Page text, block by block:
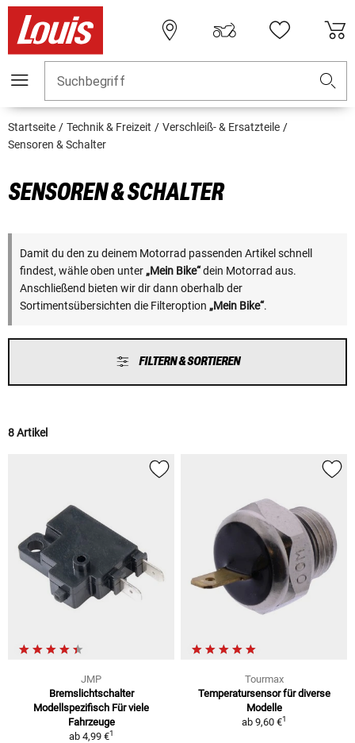
Suchbegriff
Startseite Technik & Freizeit
Verschleiß- & Ersatzteile
Sensoren & Schalter
SENSOREN & SCHALTER
Damit du den zu deinem Motorrad passenden Artikel schnell
findest, wähle oben unter„Mein Bike“dein Motorrad aus.
Anschließend bieten wir dir dann oberhalb der
Sortimentsübersichten die Filteroption „Mein Bike“.
FILTERN & SORTIEREN
8 Artikel
JMP
Bremslichtschalter
Modellspezifisch Für viele
Fahrzeuge
ab 4,99 €1
Tourmax
Temperatursensor für diverse
Modelle
ab 9,60 €1